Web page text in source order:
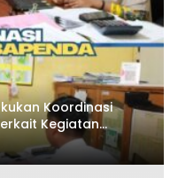
Koordinasi
Kegiatan
dan Ekonomi